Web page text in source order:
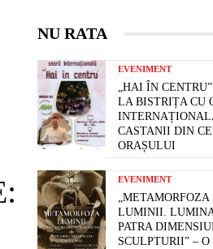
NU RATA
EVENIMENT
„HAI ÎN
LA BISTRIȚA CU
CASTANII DIN
ORAȘULUI
EVENIMENT
„METAMORFOZA
LUMINII.
PATRA
SCULPTURII” –